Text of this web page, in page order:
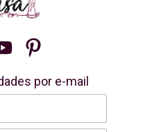
por e-mail